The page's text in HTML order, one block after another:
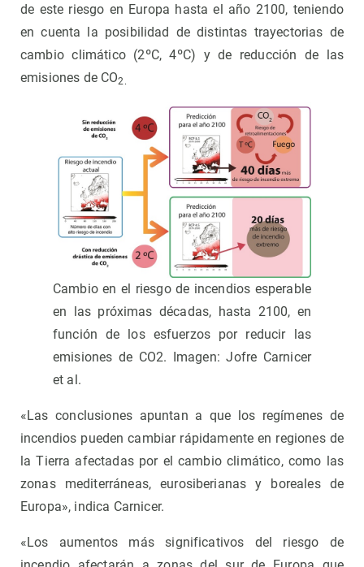
de este riesgo en Europa hasta el año 2100, teniendo
en cuenta la posibilidad de distintas trayectorias de
cambio climático (2ºC, 4ºC) y de reducción de las
emisiones de CO2.
Cambio en el riesgo de incendios esperable
en las próximas décadas, hasta 2100, en
función de los esfuerzos por reducir las
emisiones de CO2. Imagen: Jofre Carnicer
et al.
«Las conclusiones apuntan a que los regímenes de
incendios pueden cambiar rápidamente en regiones de
la Tierra afectadas por el cambio climático, como las
zonas mediterráneas, eurosiberianas y boreales de
Europa», indica Carnicer.
«Los aumentos más significativos del riesgo de